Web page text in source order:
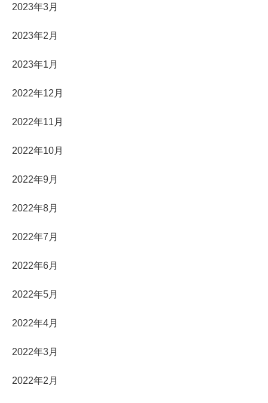
2023年3月
2023年2月
2023年1月
2022年12月
2022年11月
2022年10月
2022年9月
2022年8月
2022年7月
2022年6月
2022年5月
2022年4月
2022年3月
2022年2月